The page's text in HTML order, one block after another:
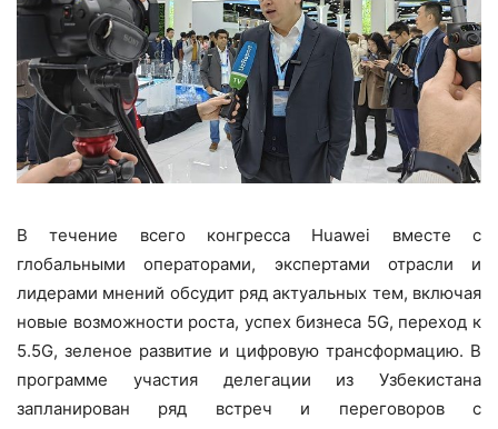
В течение всего конгресса Huawei вместе с
глобальными операторами, экспертами отрасли и
лидерами мнений обсудит ряд актуальных тем, включая
новые возможности роста, успех бизнеса 5G, переход к
5.5G, зеленое развитие и цифровую трансформацию. В
программе участия делегации из Узбекистана
запланирован ряд встреч и переговоров с